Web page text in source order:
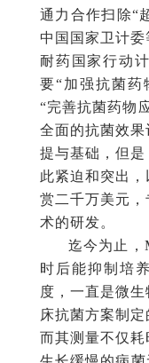
通力合作扫除“
中国国家卫计
耐药国家行动
要“加强抗菌药
“完善抗菌药物
全面的抗菌效
提与基础，但
此紧迫和突出
赏二千万美元
术的研发。
迄今为止，
时后能抑制培
度，一直是微
床抗菌方案制
而其测量不仅